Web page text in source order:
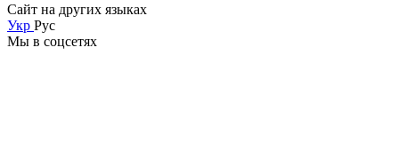
Сайт на других языках
Укр Рус
Мы в соцсетях